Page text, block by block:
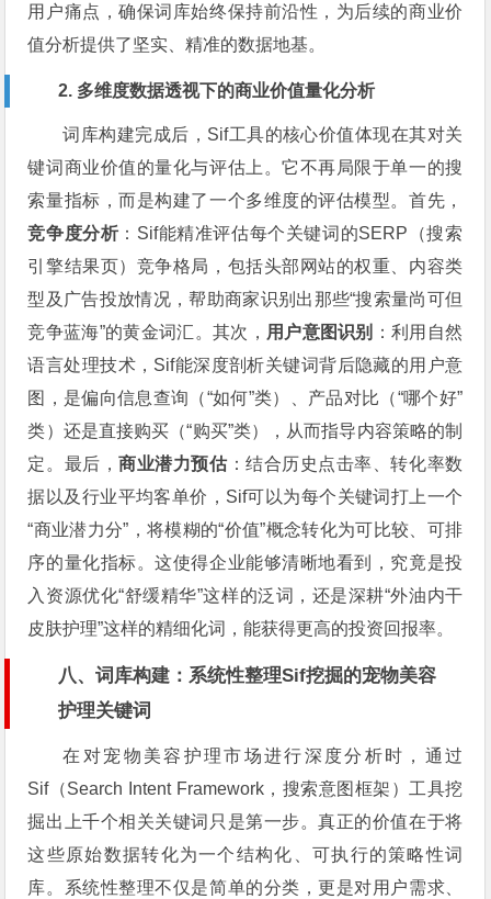
用户痛点，确保词库始终保持前沿性，为后续的商业价
值分析提供了坚实、精准的数据地基。
2. 多维度数据透视下的商业价值量化分析
词库构建完成后，Sif工具的核心价值体现在其对关
键词商业价值的量化与评估上。它不再局限于单一的搜
索量指标，而是构建了一个多维度的评估模型。首先，
竞争度分析：Sif能精准评估每个关键词的SERP（搜索
引擎结果页）竞争格局，包括头部网站的权重、内容类
型及广告投放情况，帮助商家识别出那些“搜索量尚可但
竞争蓝海”的黄金词汇。其次， 用户意图识别
：利用自然
语言处理技术，Sif能深度剖析关键词背后隐藏的用户意
图，是偏向信息查询（“如何”类）、产品对比（“哪个好”
类）还是直接购买（“购买”类），从而指导内容策略的制
定。最后，商业潜力预估：结合历史点击率、转化率数
据以及行业平均客单价，Sif可以为每个关键词打上一个
“商业潜力分”，将模糊的“价值”概念转化为可比较、可排
序的量化指标。这使得企业能够清晰地看到，究竟是投
入资源优化“舒缓精华”这样的泛词，还是深耕“外油内干
皮肤护理”这样的精细化词，能获得更高的投资回报率。
八、词库构建：系统性整理Sif挖掘的宠物美容
护理关键词
在对宠物美容护理市场进行深度分析时，通过
Sif（Search Intent Framework，搜索意图框架）工具挖
掘出上千个相关关键词只是第一步。真正的价值在于将
这些原始数据转化为一个结构化、可执行的策略性词
库。系统性整理不仅是简单的分类，更是对用户需求、